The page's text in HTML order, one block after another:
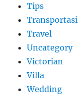
Tips
Transportasi
Travel
Uncategory
Victorian
Villa
Wedding